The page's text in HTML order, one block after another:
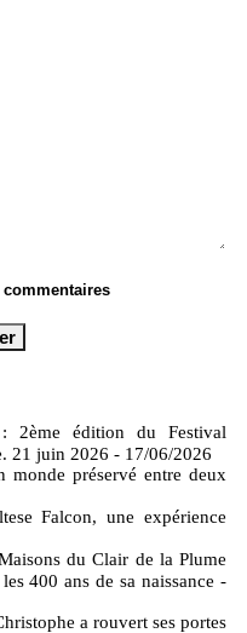
2ème édition du Festival
21 juin 2026 - 17/06/2026
préservé entre deux
Falcon, une expérience
du Clair de la Plume
400 ans de sa naissance -
a rouvert ses portes